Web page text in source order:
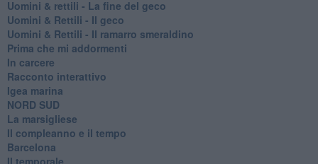
​Uomini & rettili - La fine del geco
Uomini & Rettili - Il geco
Uomini & Rettili - Il ramarro smeraldino
Prima che mi addormenti
In carcere
Racconto interattivo
Igea marina
​NORD SUD
La marsigliese
Il compleanno e il tempo
Barcelona
Il temporale